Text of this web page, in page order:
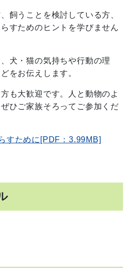
飼うことを検討している方、
すためのヒントを学びません
犬・猫の気持ちや行動の理
をお伝えします。
も大歓迎です。人と動物のよ
ひご家族そろってご参加くだ
すために[PDF：3.99MB]